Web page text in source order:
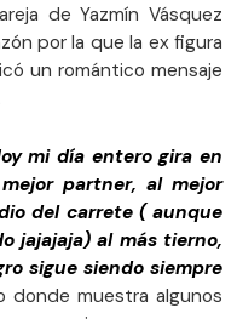
de Yazmín Vásquez
por la que la ex figura
un romántico mensaje
mi día entero gira en
partner, al mejor
del carrete ( aunque
jajajaja) al más tierno,
sigue siendo siempre
donde muestra algunos